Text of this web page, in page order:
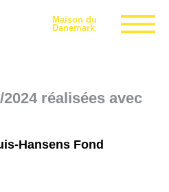
Maison du
Danemark
réalisées avec
Hansens Fond